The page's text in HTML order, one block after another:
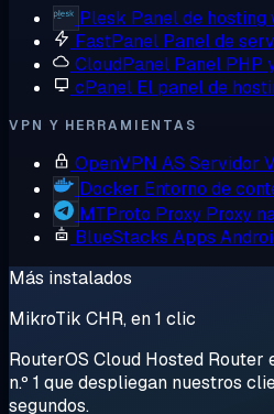
Plesk Panel de
FastPanel Panel de
CloudPanel Panel PHP
cPanel El panel de
VPN Y HERRAMIENTAS
OpenVPN AS Servidor
Docker Entorno de
MTProto Proxy Proxy
BlueStacks Apps
Más instalados
MikroTik CHR, en 1 clic
RouterOS Cloud Hosted Router
n.º 1 que despliegan nuestros
segundos.